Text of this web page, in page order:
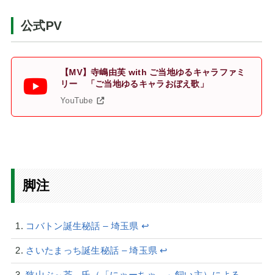
公式PV
【MV】寺嶋由芙 with ご当地ゆるキャラファミ
リー 「ご当地ゆるキャラおぼえ歌」
YouTube
脚注
コバトン誕生秘話 – 埼玉県 ↩︎
さいたまっち誕生秘話 – 埼玉県 ↩︎